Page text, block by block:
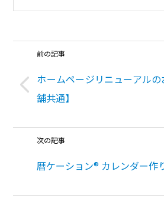
前の記事
ホームページリニューアル
舗共通】
次の記事
暦ケーション® カレンダー作